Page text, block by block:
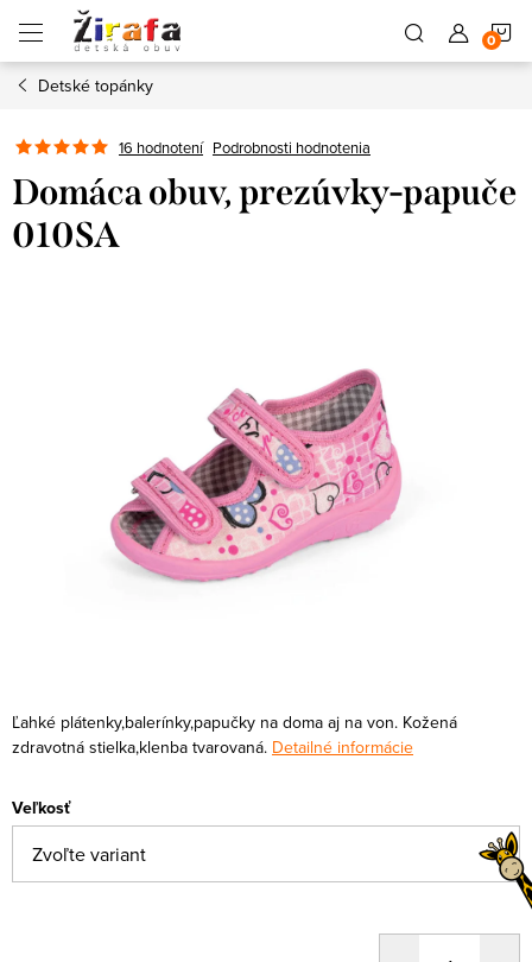
obsah
Detské topánky
16 hodnotení Podrobnosti hodnotenia
Domáca obuv, prezúvky-papuče
010SA
Ľahké plátenky,balerínky,papučky na doma aj na von. Kožená
zdravotná stielka,klenba tvarovaná. Detailné informácie
Veľkosť